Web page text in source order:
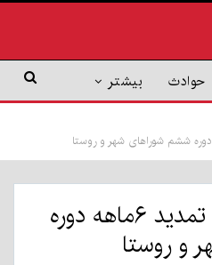
حوادث بیشتر
موافقت مجلس با تمدید ۶ماهه دوره
و روستا